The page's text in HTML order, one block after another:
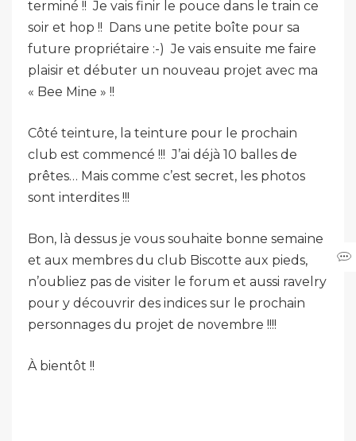
terminé !! Je vais finir le pouce dans le train ce
soir et hop !! Dans une petite boîte pour sa
future propriétaire :-) Je vais ensuite me faire
plaisir et débuter un nouveau projet avec ma
« Bee Mine » !!
Côté teinture, la teinture pour le prochain
club est commencé !!! J’ai déjà 10 balles de
prêtes… Mais comme c’est secret, les photos
sont interdites !!!
Bon, là dessus je vous souhaite bonne semaine
et aux membres du club Biscotte aux pieds,
n’oubliez pas de visiter le forum et aussi ravelry
pour y découvrir des indices sur le prochain
personnages du projet de novembre !!!!
À bientôt !!